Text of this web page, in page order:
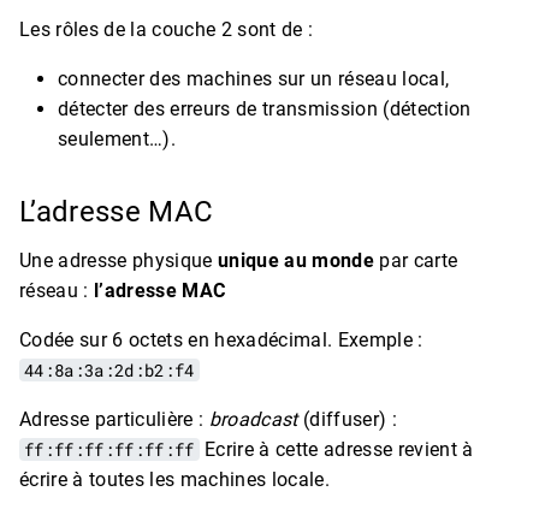
Les rôles de la couche 2 sont de :
connecter des machines sur un réseau local,
détecter des erreurs de transmission (détection
seulement…).
L’adresse MAC
Une adresse physique unique au mondepar carte
réseau : l’adresse MAC
Codée sur 6 octets en hexadécimal. Exemple :
44:8a:3a:2d:b2:f4
Adresse particulière : broadcast(diffuser) :
ff:ff:ff:ff:ff:ff Ecrire à cette adresse revient à
écrire à toutes les machines locale.